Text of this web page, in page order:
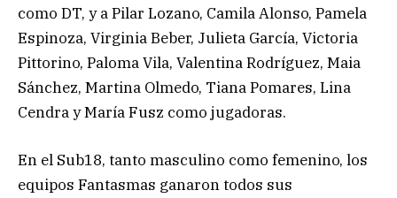
como DT, y a Pilar Lozano, Camila Alonso, Pamela
Espinoza, Virginia Beber, Julieta García, Victoria
Pittorino, Paloma Vila, Valentina Rodríguez, Maia
Sánchez, Martina Olmedo, Tiana Pomares, Lina
Cendra y María Fusz como jugadoras.
En el Sub18, tanto masculino como femenino, los
equipos Fantasmas ganaron todos sus